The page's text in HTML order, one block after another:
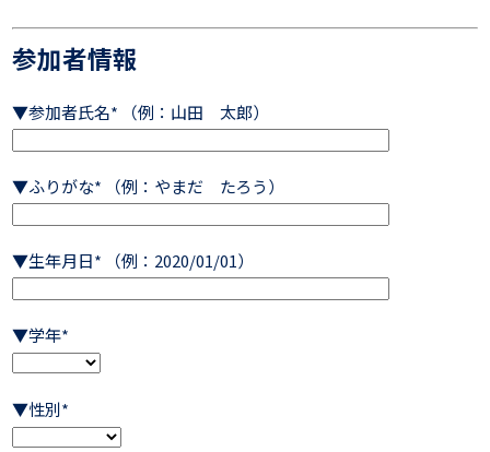
参加者情報
▼参加者氏名* （例：山田 太郎）
▼ふりがな* （例：やまだ たろう）
▼生年月日* （例：2020/01/01）
▼学年*
▼性別*